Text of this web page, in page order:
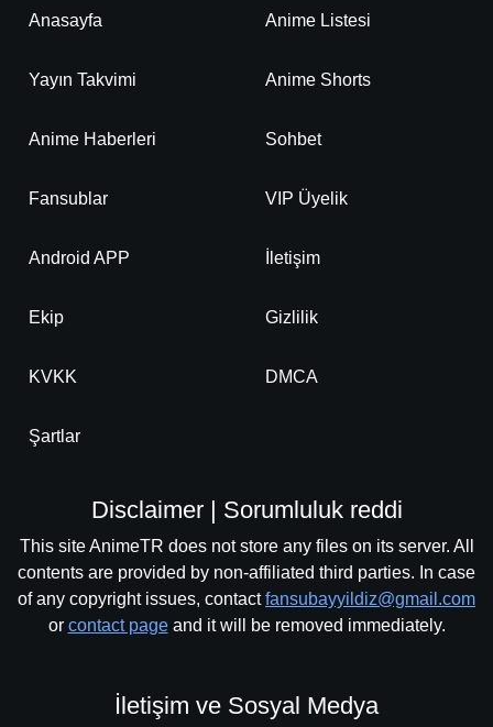
Anasayfa Anime Listesi
Yayın Takvimi Anime Shorts
Anime Haberleri Sohbet
Fansublar VIP Üyelik
Android APP İletişim
Ekip Gizlilik
KVKK DMCA
Şartlar
Disclaimer | Sorumluluk reddi
This site AnimeTR does not store any files on its server. All
contents are provided by non-affiliated third parties. In case
of any copyright issues, contactfansubayyildiz@gmail.com
or contact pageand it will be removed immediately.
İletişim ve Sosyal Medya